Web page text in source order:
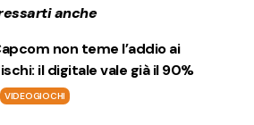
anche
non teme l’addio ai
il digitale vale già il 90%
VIDEOGIOCHI